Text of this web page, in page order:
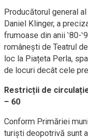
Producătorul general
Daniel Klinger, a
frumoase din anii ‵80-
românești de Teatrul
loc la Piațeta Perla,
de locuri decât cele
Restricții de
– 60
Conform Primăriei
turiști deopotrivă sunt